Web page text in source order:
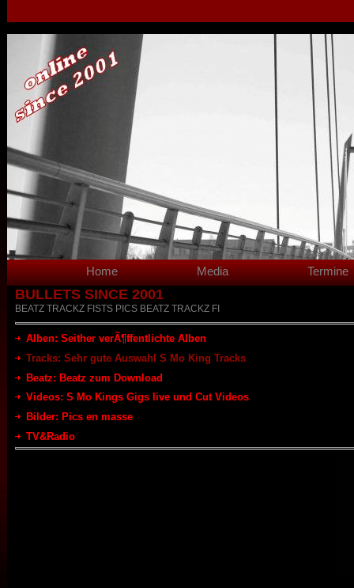
Home Media Termine
BULLETS SINCE 2001
BEATZ TRACKZ FISTS PICS BEATZ TRACKZ FI
Alben: Seither verÃ¶ffentlichte Alben
Tracks: Sehr gute Auswahl S Mo King Tracks
Beatz: Beatz zum Download
Videos: S Mo Kings Gigs live und Cut Videos
Bilder: Pics en masse
TV&Radio